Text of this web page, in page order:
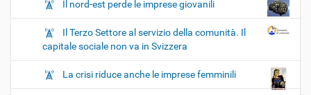
Il nord-est perde le imprese giovanili
Il Terzo Settore al servizio della comunità. Il
capitale sociale non va in Svizzera
La crisi riduce anche le imprese femminili